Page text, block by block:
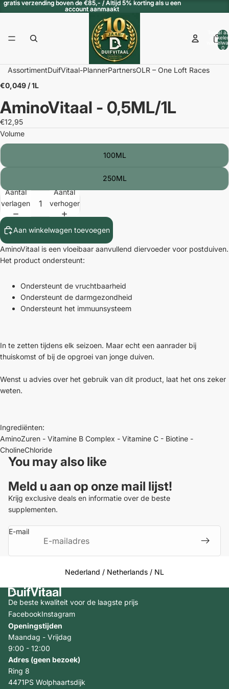
gratis verzending boven de €85,- / Altijd 5% korting als u een
account aanmaakt
gratis verzending boven de €85,- / Altijd 5% korting als u een
account aanmaakt
Totaal
0
AssortimentDuifVitaal-PlannerPartnersOLR – One Loft Races
2
€0,049 / 1L
AminoVitaal - 0,5ML/1L
€12,95
Volume
100ML
250ML
Aantal
verlagen
Aantal
verhogen
Aan winkelwagen toevoegen
AminoVitaal is een vloeibaar aanvullend diervoeder voor postduiven.
Het product ondersteunt:
Ondersteunt de vruchtbaarheid
Ondersteunt de darmgezondheid
Ondersteunt het immuunsysteem
In te zetten tijdens elk seizoen. Maar echt een aanrader bij
thuiskomst of bij de opgroei van jonge duiven.
Wenst u advies over het gebruik van dit product, laat het ons zeker
weten.
Ingrediënten:
AminoZuren - Vitamine B Complex - Vitamine C - Biotine -
CholineChloride
You may also like
Meld u aan op onze mail lijst!
Krijg exclusive deals en informatie over de beste
supplementen.
E-mail
Select Your Region:
Nederland / Netherlands / NL
De beste kwaliteit voor de laagste prijs
FacebookInstagram
Openingstijden
Maandag - Vrijdag
9:00 - 12:00
Adres (geen bezoek)
Ring 8
4471PS Wolphaartsdijk